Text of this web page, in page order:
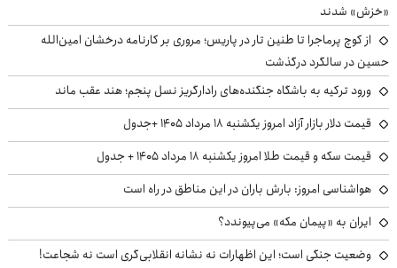
«خزش» شدند
از کوچ‌ پرماجرا تا طنین تار در پاریس؛ مروری بر کارنامه درخشان امین‌الله
حسین در سالگرد درگذشت
ورود ترکیه به باشگاه جنگنده‌های رادارگریز نسل پنجم؛ هند عقب ماند
قیمت دلار بازار آزاد امروز یکشنبه ۱۸ مرداد ۱۴۰۵ +جدول
قیمت سکه و قیمت طلا امروز یکشنبه ۱۸ مرداد ۱۴۰۵ + جدول
هواشناسی امروز: بارش باران در این مناطق در راه است
ایران به «پیمان مکه» می‌پیوندد؟
وضعیت جنگی است؛ این اظهارات نه نشانه انقلابی‌گری است نه شجاعت!